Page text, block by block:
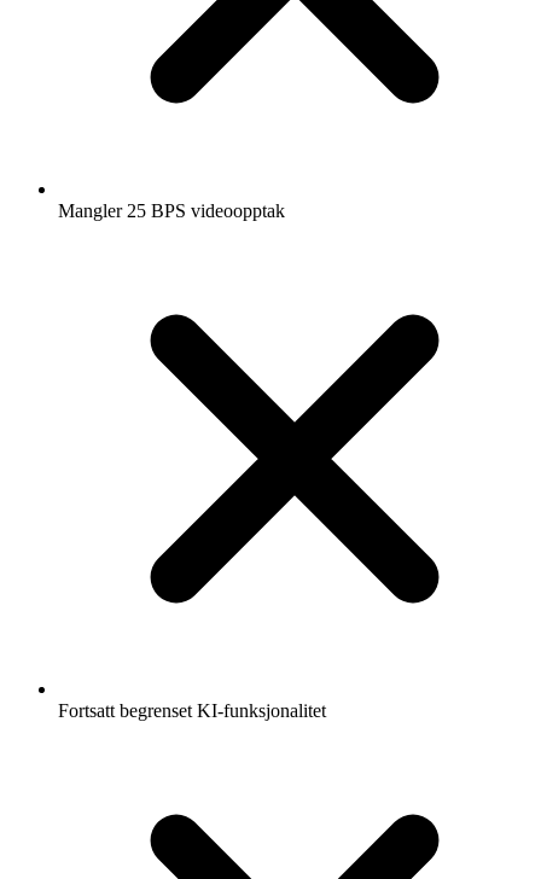
Mangler 25 BPS videoopptak
Fortsatt begrenset KI-funksjonalitet